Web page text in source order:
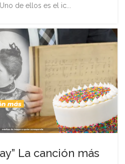
de ellos es el ic...
La canción más